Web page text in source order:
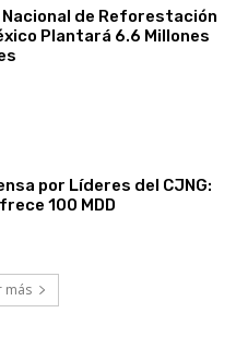
de Reforestación
Plantará 6.6 Millones
por Líderes del CJNG:
100 MDD
más